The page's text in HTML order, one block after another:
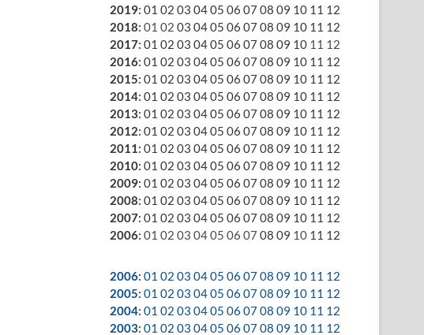
2019: 01 02 03 0405 06 07 08 09 10 11 12
2018: 01 02 03 0405 06 07 08 09 10 11 12
2017: 01 02 03 0405 06 07 08 09 10 11 12
2016: 01 02 03 0405 06 07 08 09 10 11 12
2015: 01 02 03 0405 06 07 08 09 10 11 12
2014: 01 02 03 0405 06 07 08 09 10 11 12
2013: 01 02 03 0405 06 07 08 09 10 11 12
2012: 01 02 03 0405 06 07 08 09 10 11 12
2011: 01 02 03 0405 06 07 08 09 10 11 12
2010: 01 02 03 0405 06 07 08 09 10 11 12
2009: 01 02 03 0405 06 07 08 09 10 11 12
2008: 01 02 03 0405 06 07 08 09 10 11 12
2007: 01 02 03 0405 06 07 08 09 10 11 12
2006: 01 02 03 0405 06 07 08 09 10 11 12
2006: 01 02 03 0405 06 0708 09 10 11 12
2005: 01 02 03 0405 06 0708 09 10 11 12
2004: 01 02 03 0405 06 0708 09 10 11 12
2003: 01 02 03 0405 06 0708 09 10 11 12